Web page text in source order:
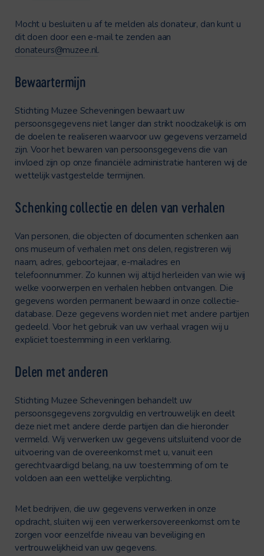
Mocht u besluiten u af te melden als donateur, dan kunt u
dit doen door een e-mail te zenden aan
donateurs@muzee.nl.
Bewaartermijn
Stichting Muzee Scheveningen bewaart uw
persoonsgegevens niet langer dan strikt noodzakelijk is om
de doelen te realiseren waarvoor uw gegevens verzameld
zijn. Voor het bewaren van persoonsgegevens die van
invloed zijn op onze financiële administratie hanteren wij de
wettelijk vastgestelde termijnen.
Schenking collectie en delen van verhalen
Van personen, die objecten of documenten schenken aan
ons museum of verhalen met ons delen, registreren wij
naam, adres, geboortejaar, e-mailadres en
telefoonnummer. Zo kunnen wij altijd herleiden van wie wij
welke voorwerpen en verhalen hebben ontvangen. Die
gegevens worden permanent bewaard in onze collectie-
database. Deze gegevens worden niet met andere partijen
gedeeld. Voor het gebruik van uw verhaal vragen wij u
expliciet toestemming in een verklaring.
Delen met anderen
Stichting Muzee Scheveningen behandelt uw
persoonsgegevens zorgvuldig en vertrouwelijk en deelt
deze niet met andere derde partijen dan die hieronder
vermeld. Wij verwerken uw gegevens uitsluitend voor de
uitvoering van de overeenkomst met u, vanuit een
gerechtvaardigd belang, na uw toestemming of om te
voldoen aan een wettelijke verplichting.
Met bedrijven, die uw gegevens verwerken in onze
opdracht, sluiten wij een verwerkersovereenkomst om te
zorgen voor eenzelfde niveau van beveiliging en
vertrouwelijkheid van uw gegevens.